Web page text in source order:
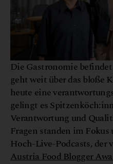
Die Gastronomie
geht weit über das bloße
heute eine
gelingt es
Verantwortung und
Fragen standen im Fokus
Hoch-Live-Podcasts, der
Austria Food Blogger